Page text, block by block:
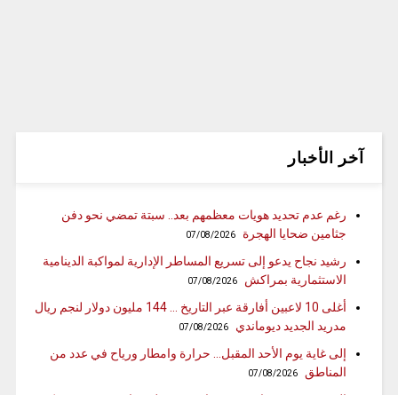
آخر الأخبار
رغم عدم تحديد هويات معظمهم بعد.. سبتة تمضي نحو دفن
جثامين ضحايا الهجرة
07/08/2026
رشيد نجاح يدعو إلى تسريع المساطر الإدارية لمواكبة الدينامية
الاستثمارية بمراكش
07/08/2026
أغلى 10 لاعبين أفارقة عبر التاريخ … 144 مليون دولار لنجم ريال
مدريد الجديد ديوماندي
07/08/2026
إلى غاية يوم الأحد المقبل… حرارة وامطار ورياح في عدد من
المناطق
07/08/2026